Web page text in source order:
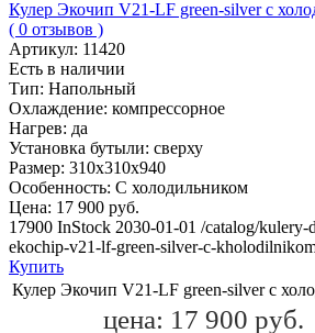
Кулер Экочип V21-LF green-silver c
( 0 отзывов )
Артикул: 11420
Есть в наличии
Тип: Напольный
Охлаждение: компрессорное
Нагрев: да
Установка бутыли: сверху
Размер: 310х310х940
Особенность: С холодильником
Цена: 17 900 руб.
17900 InStock 2030-01-01 /catalog/
ekochip-v21-lf-green-silver-c-
Купить
Кулер Экочип V21-LF green-silver c
цена: 17 900 руб.